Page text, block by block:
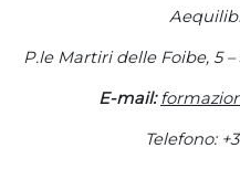
P.le Martiri delle Foibe, 5 –
E-mail:
Telefono: